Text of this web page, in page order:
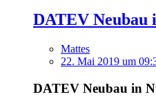
DATEV Neubau
Mattes
22. Mai 2019 um
DATEV Neubau in